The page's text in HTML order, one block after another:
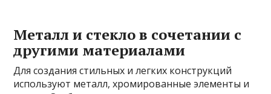
Металл и стекло в сочетании с
другими материалами
Для создания стильных и легких конструкций
используют металл, хромированные элементы и